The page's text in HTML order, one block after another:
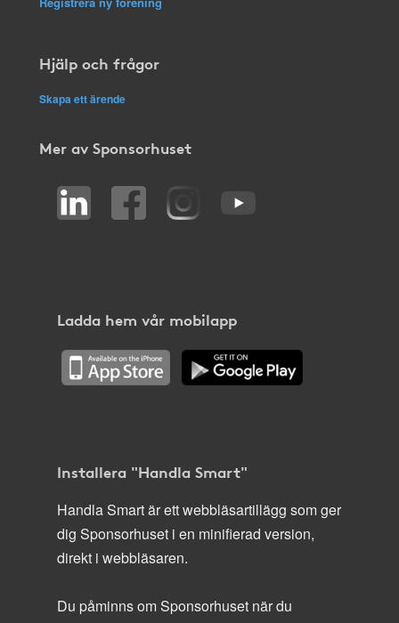
Hjälp och frågor
Skapa ett ärende
Mer av Sponsorhuset
Ladda hem vår mobilapp
Installera "Handla Smart"
Handla Smart är ett webbläsartillägg som ger
dig Sponsorhuset i en minifierad version,
direkt i webbläsaren.
Du påminns om Sponsorhuset när du